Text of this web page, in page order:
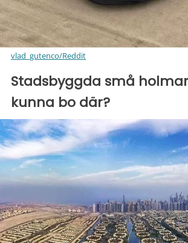
vlad_gutenco/Reddit
Stadsbyggda små
kunna bo där?